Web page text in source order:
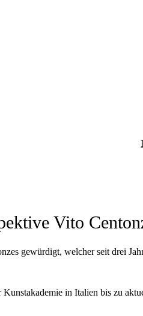
Vito
gewürdigt, welcher seit drei
in Italien bis zu